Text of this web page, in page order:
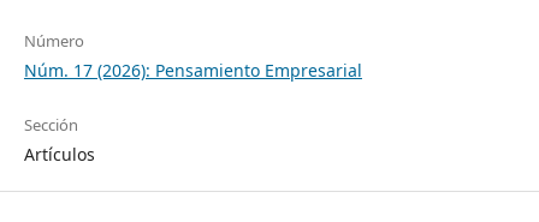
Número
Núm. 17 (2026): Pensamiento Empresarial
Sección
Artículos